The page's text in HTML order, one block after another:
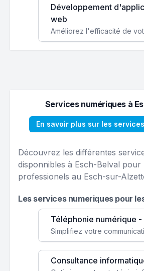
Développement
web
Services numériques à
En savoir plus sur les
Découvrez les différentes
disponnibles à Esch-Belval pour
professionels au Esch-sur-
Les services numeriques pour
Téléphonie numérique -
Consultance